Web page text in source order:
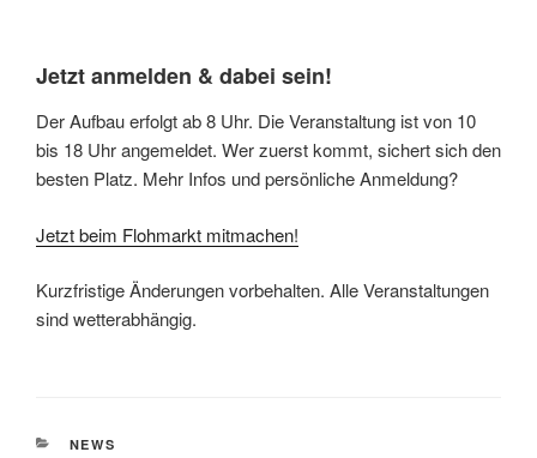
Jetzt anmelden & dabei sein!
Der Aufbau erfolgt ab 8 Uhr. Die Veranstaltung ist von 10
bis 18 Uhr angemeldet. Wer zuerst kommt, sichert sich den
besten Platz. Mehr Infos und persönliche Anmeldung?
Jetzt beim Flohmarkt mitmachen!
Kurzfristige Änderungen vorbehalten. Alle Veranstaltungen
sind wetterabhängig.
KATEGORIEN
NEWS